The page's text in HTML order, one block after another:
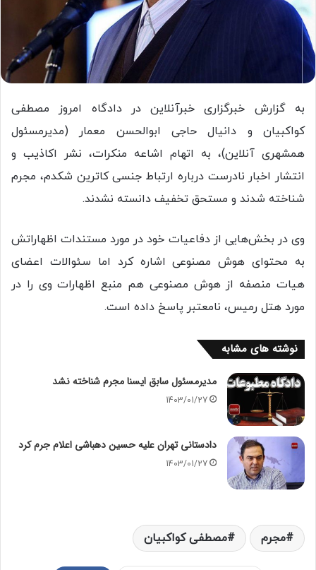
به گزارش خبرگزاری خبرآنلاین در دادگاه امروز مصطفی
کواکبیان و دانیال حاجی ابوالحسن معمار (مدیرمسئول
همشهری آنلاین)، به اتهام اشاعه منکرات، نشر اکاذیب و
انتشار اخبار نادرست درباره ارتباط جنسی کاترین شکدم، مجرم
شناخته شدند و مستحق تخفیف دانسته نشدند.
وی در بخش‌هایی از دفاعیات خود در مورد مستندات اظهاراتش
به محتوای هوش مصنوعی اشاره کرد اما سئوالات اعضای
هیات منصفه از هوش مصنوعی هم منبع اظهارات وی را در
مورد هتل رمیس، نامعتبر پاسخ داده است.
نوشته های مشابه
مدیرمسئول سابق ایسنا مجرم شناخته نشد
1403/01/27
دادستانی تهران علیه حسین دهباشی اعلام جرم کرد
1403/01/27
مجرم مصطفی کواکبیان